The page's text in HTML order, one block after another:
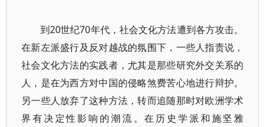
到20世纪70年代，社会文化方法遭到各方攻击。
在新左派盛行及反对越战的氛围下，一些人指责说，
社会文化方法的实践者，尤其是那些研究外交关系的
人，是在为西方对中国的侵略煞费苦心地进行辩护。
另一些人放弃了这种方法，转而追随那时对欧洲学术
界有决定性影响的潮流。在历史学派和施坚雅